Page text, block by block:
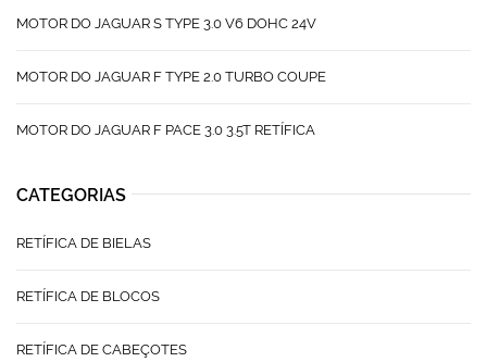
MOTOR DO JAGUAR S TYPE 3.0 V6 DOHC 24V
MOTOR DO JAGUAR F TYPE 2.0 TURBO COUPE
MOTOR DO JAGUAR F PACE 3.0 3.5T RETÍFICA
CATEGORIAS
RETÍFICA DE BIELAS
RETÍFICA DE BLOCOS
RETÍFICA DE CABEÇOTES